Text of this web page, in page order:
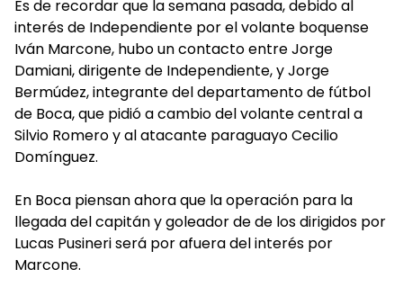
Es de recordar que la semana pasada, debido al
interés de Independiente por el volante boquense
Iván Marcone, hubo un contacto entre Jorge
Damiani, dirigente de Independiente, y Jorge
Bermúdez, integrante del departamento de fútbol
de Boca, que pidió a cambio del volante central a
Silvio Romero y al atacante paraguayo Cecilio
Domínguez.
En Boca piensan ahora que la operación para la
llegada del capitán y goleador de de los dirigidos por
Lucas Pusineri será por afuera del interés por
Marcone.